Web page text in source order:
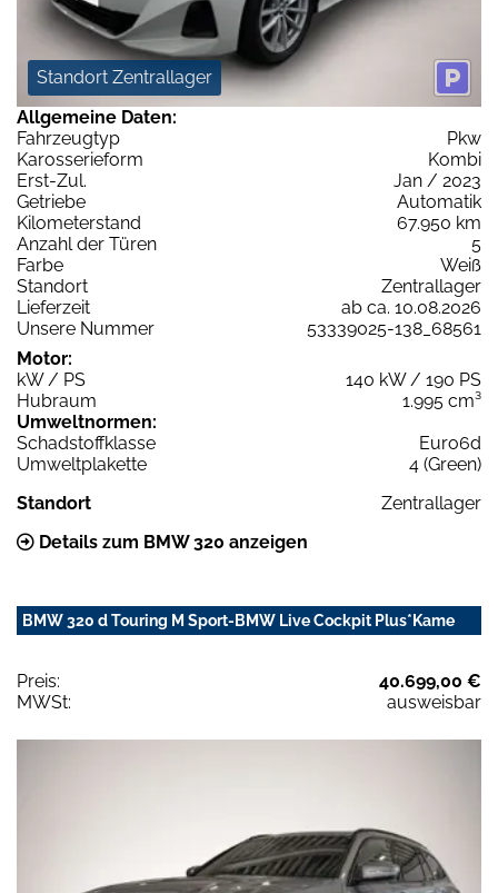
Standort Zentrallager
Allgemeine Daten:
Fahrzeugtyp
Pkw
Karosserieform
Kombi
Erst-Zul.
Jan / 2023
Getriebe
Automatik
Kilometerstand
67.950 km
Anzahl der Türen
5
Farbe
Weiß
Standort
Zentrallager
Lieferzeit
ab ca. 10.08.2026
Unsere Nummer
53339025-138_68561
Motor:
kW / PS
140 kW / 190 PS
Hubraum
1.995 cm³
Umweltnormen:
Schadstoffklasse
Euro6d
Umweltplakette
4 (Green)
Standort
Zentrallager
Details zum BMW 320 anzeigen
BMW 320 d Touring M Sport-BMW Live Cockpit Plus*Kame
Preis:
40.699,00 €
MWSt:
ausweisbar